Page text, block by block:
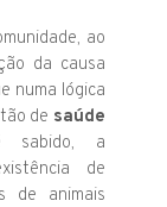
ao
da causa
numa lógica
de saúde
a
de
de animais